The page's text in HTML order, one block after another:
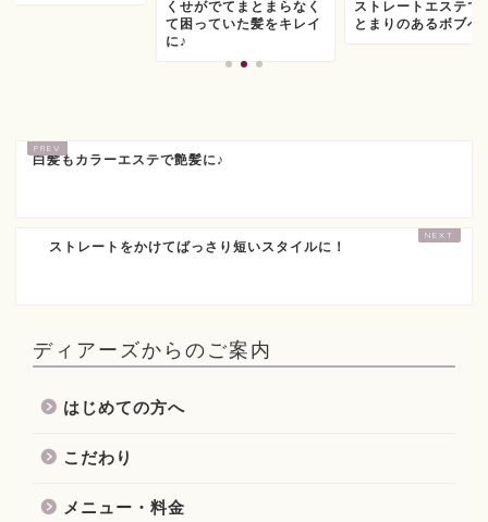
くせがでてまとまらなく
て困っていた髪をキレイ
に♪
ストレートエステで
とまりのあるボブへ
白髪もカラーエステで艶髪に♪
ストレートをかけてばっさり短いスタイルに！
ディアーズからのご案内
はじめての方へ
こだわり
メニュー・料金